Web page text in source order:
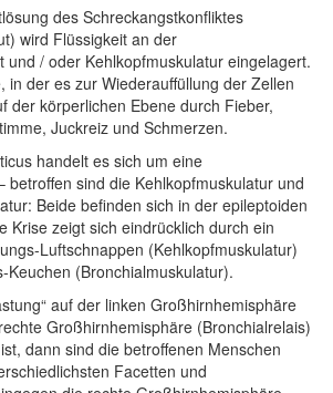
des Schreckangstkonfliktes
wird Flüssigkeit an der
und / oder Kehlkopfmuskulatur eingelagert.
in der es zur Wiederauffüllung der Zellen
der körperlichen Ebene durch Fieber,
Juckreiz und Schmerzen.
handelt es sich um eine
betroffen sind die Kehlkopfmuskulatur und
Beide befinden sich in der epileptoiden
Krise zeigt sich eindrücklich durch ein
Luftschnappen (Kehlkopfmuskulatur)
Keuchen (Bronchialmuskulatur).
auf der linken Großhirnhemisphäre
Großhirnhemisphäre (Bronchialrelais)
dann sind die betroffenen Menschen
Facetten und